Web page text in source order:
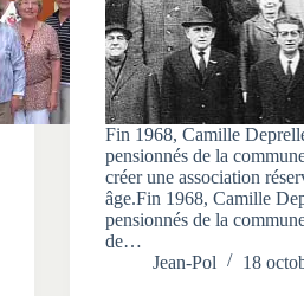
Fin 1968, Camille
pensionnés de la
créer une association
âge.Fin 1968, Camille
pensionnés de la
de…
Jean-Pol
18